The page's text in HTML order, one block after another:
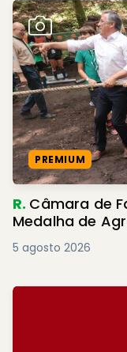
PREMIUM
R. Câmara de
Medalha de
5 agosto 2026